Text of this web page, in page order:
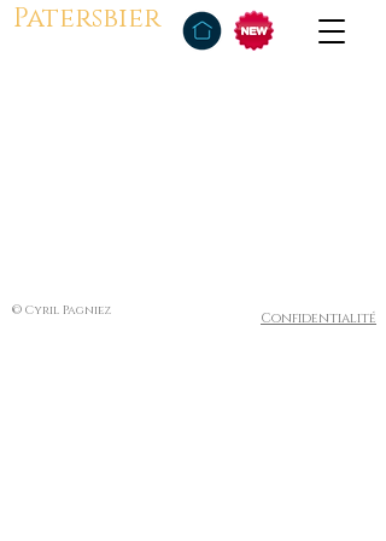
Patersbier
© Cyril Pagniez Confidentialité